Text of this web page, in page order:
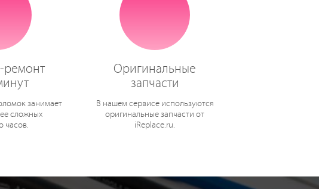
ремонт
занимает
сложных
часов.
Оригинальные
запчасти
В нашем сервисе используются
оригинальные запчасти от
iReplace.ru.